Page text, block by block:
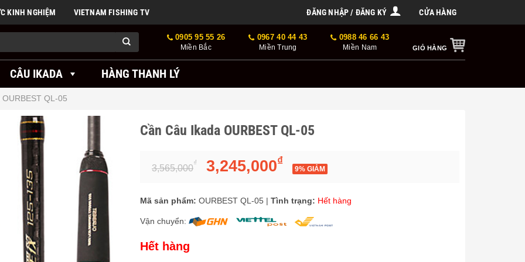
KINH NGHIỆM VIETNAM FISHING TV ĐĂNG NHẬP / ĐĂNG KÝ CỬA HÀNG
0905 95 55 26
Miền Bắc
0967 40 44 43
Miền Trung
0988 46 66 43
Miền Nam GIỎ HÀNG
CÂU IKADA HÀNG THANH LÝ
QL-05
Cần Câu Ikada OURBEST QL-05
3,565,000
₫ 3,245,000₫
9% GIẢM
Mã sản phẩm: OURBEST QL-05 | Tình trạng: Hết hàng
Vận chuyển:
Hết hàng